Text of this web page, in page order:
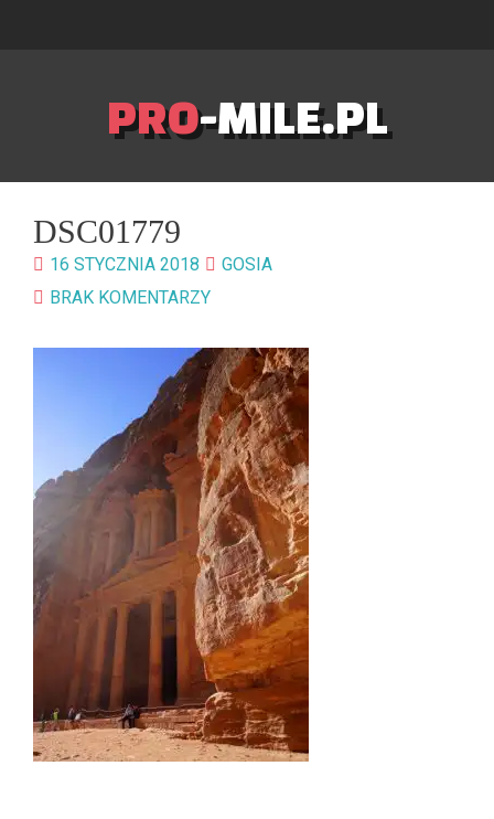
PRO-MILE.PL
DSC01779
16 STYCZNIA 2018
GOSIA
BRAK KOMENTARZY